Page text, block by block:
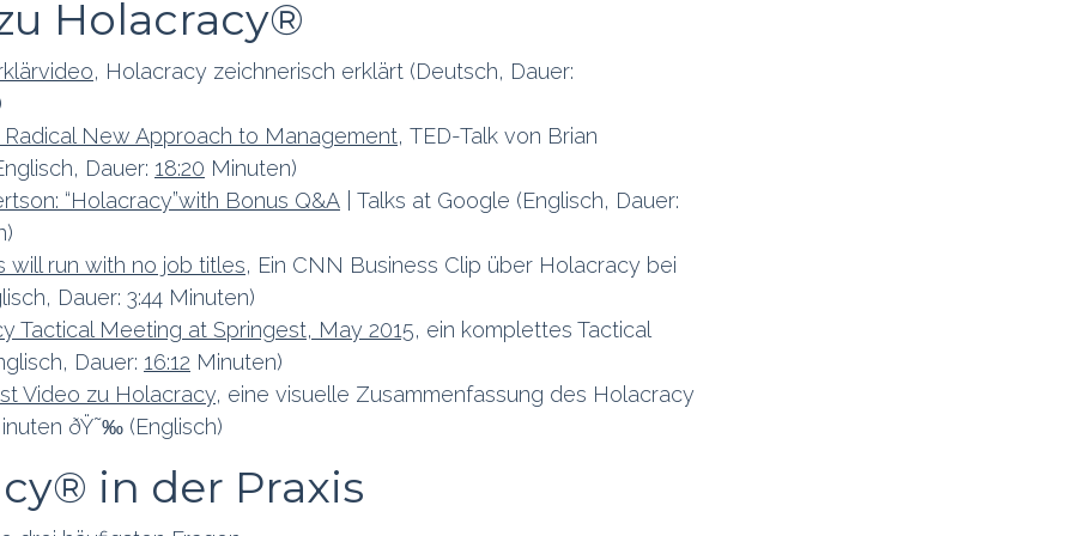
Holacracy®
, Holacracy zeichnerisch erklärt (Deutsch, Dauer:
Radical New Approach to Management, TED-Talk von Brian
Dauer: 18:20 Minuten)
“Holacracy”with Bonus Q&A | Talks at Google (Englisch, Dauer:
will run with no job titles, Ein CNN Business Clip über Holacracy bei
Dauer: 3:44 Minuten)
Tactical Meeting at Springest, May 2015, ein komplettes Tactical
Dauer: 16:12 Minuten)
Video zu Holacracy, eine visuelle Zusammenfassung des Holacracy
ðŸ˜‰ (Englisch)
in der Praxis